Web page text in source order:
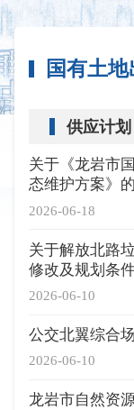
国有土
供应计划
2026-06-18
关于《龙岩市
态维护方案》
2026-06-10
关于解放北路
修改及规划条
2026-06-10
公交北翼综合
龙岩市自然资